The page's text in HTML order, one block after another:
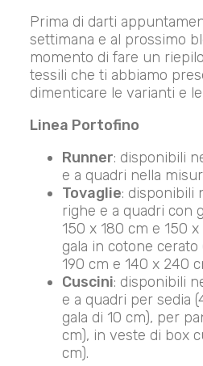
Prima di darti
settimana e al prossimo
momento di fare un
tessili che ti abbiamo
dimenticare le varianti e
Linea Portofino
Runner: disponibili
e a quadri nella
Tovaglie: disponibili
righe e a quadri con
150 x 180 cm e 150
gala in cotone
190 cm e 140 x 240
Cuscini: disponibili
e a quadri per sedia
gala di 10 cm), per
cm), in veste di box
cm).